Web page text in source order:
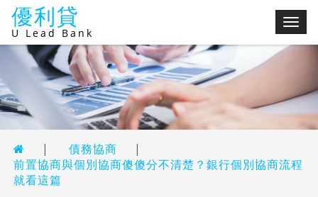
切
優利貸
U Lead Bank
| 債務協商
|
前置協商與個別協商傻傻分不清楚？銀行個別協商流程
就看這篇